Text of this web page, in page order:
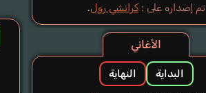
تم إصداره على : كرانشي رول.
الأغاني
البداية النهاية